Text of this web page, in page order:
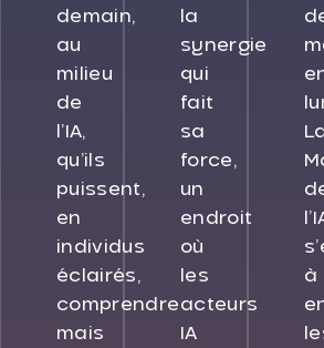
demain,
au
milieu
de
l’IA,
qu’ils
puissent,
en
individus
éclairés,
comprendre
mais
la
synergie
qui
fait
sa
force,
un
endroit
où
les
acteurs
IA
à